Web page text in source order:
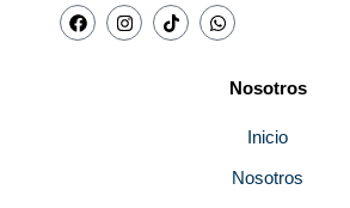
F
a
c
I
n
s
T
i
k
W
h
a
Nosotros
Inicio
Nosotros